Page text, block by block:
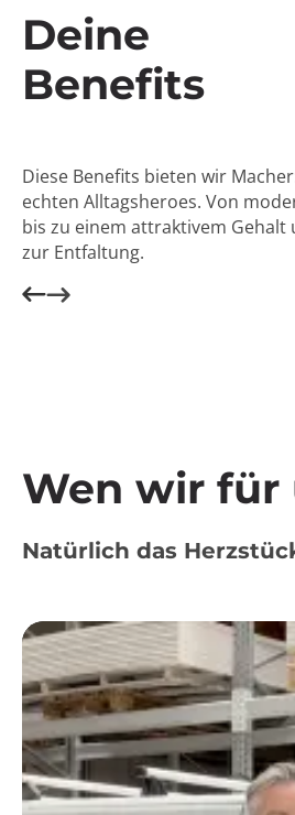
Deine
Benefits
Diese Benefits bieten wir
echten Alltagsheroes. Von
bis zu einem attraktivem Gehalt
zur Entfaltung.
Wen wir für
Natürlich das
Video-
Player